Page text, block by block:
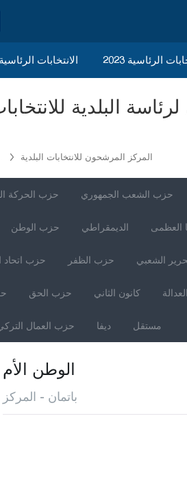
2023 الانتخابات الرئاسية 2023
المركز المرشحون للانتخابات البلدية
حزب الحركة حزب الشعب الجمهوري
حزب الوطن الديمقراطي العظمى
حزب اتحاد حزب الظفر الشعبي
حزب الحق كانون الثاني
حزب العمال ديفا مستقل
الوطن الأم
باتمان - المركز